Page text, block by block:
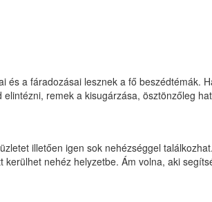
a fáradozásai lesznek a fő beszédtémák.
remek a kisugárzása, ösztönzőleg
illetően igen sok nehézséggel
nehéz helyzetbe. Ám volna, aki